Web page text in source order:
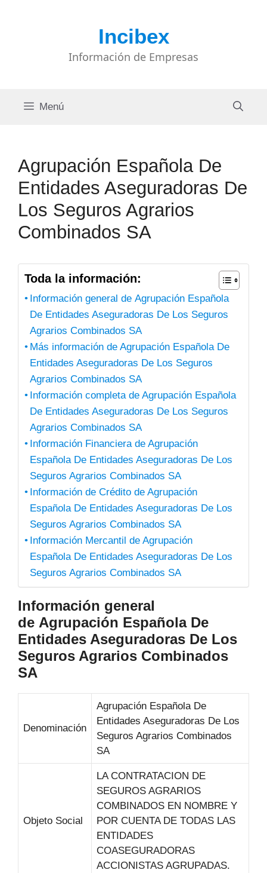
Incibex
Información de Empresas
Menú
Agrupación Española De
Entidades Aseguradoras De
Los Seguros Agrarios
Combinados SA
Toda la información:
Información general de Agrupación Española
De Entidades Aseguradoras De Los Seguros
Agrarios Combinados SA
Más información de Agrupación Española De
Entidades Aseguradoras De Los Seguros
Agrarios Combinados SA
Información completa de Agrupación Española
De Entidades Aseguradoras De Los Seguros
Agrarios Combinados SA
Información Financiera de Agrupación
Española De Entidades Aseguradoras De Los
Seguros Agrarios Combinados SA
Información de Crédito de Agrupación
Española De Entidades Aseguradoras De Los
Seguros Agrarios Combinados SA
Información Mercantil de Agrupación
Española De Entidades Aseguradoras De Los
Seguros Agrarios Combinados SA
Información general
de Agrupación Española De
Entidades Aseguradoras De Los
Seguros Agrarios Combinados
SA
Denominación
Agrupación Española De
Entidades Aseguradoras De Los
Seguros Agrarios Combinados
SA
Objeto Social
LA CONTRATACION DE
SEGUROS AGRARIOS
COMBINADOS EN NOMBRE Y
POR CUENTA DE TODAS LAS
ENTIDADES
COASEGURADORAS
ACCIONISTAS AGRUPADAS.